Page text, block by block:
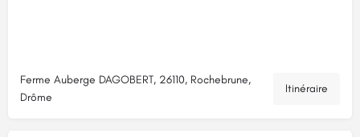
Ferme Auberge DAGOBERT, 26110, Rochebrune,
Drôme
Itinéraire